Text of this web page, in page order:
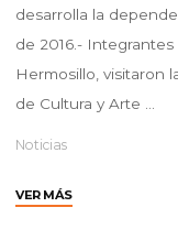
desarrolla la
de 2016.-
Hermosillo, visitaron
de Cultura y Arte …
Noticias
VER MÁS"RECIBE